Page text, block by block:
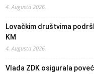
4. Augusta 2026.
Lovačkim društvima
KM
4. Augusta 2026.
Vlada ZDK osigurala